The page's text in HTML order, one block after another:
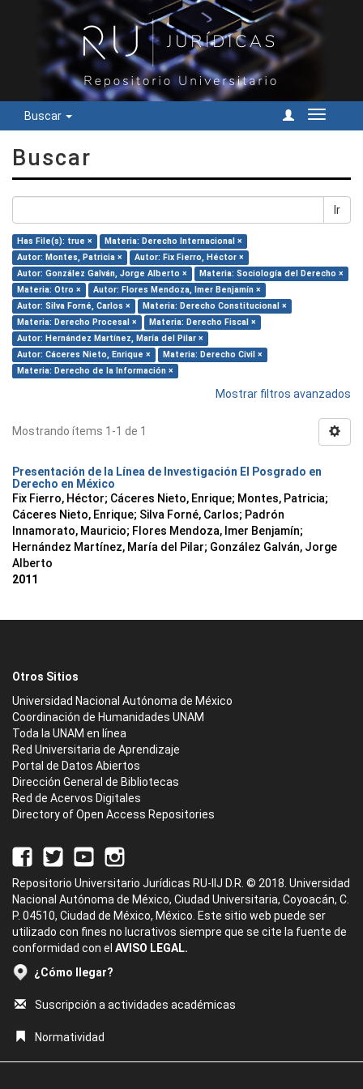
Buscar
Cambiar
Buscar
Ir
Has File(s): true ×
Materia: Derecho Internacional ×
Autor: Montes, Patricia ×
Autor: Fix Fierro, Héctor ×
Autor: González Galván, Jorge Alberto ×
Materia: Sociología del Derecho ×
Materia: Otro ×
Autor: Flores Mendoza, Imer Benjamín ×
Autor: Silva Forné, Carlos ×
Materia: Derecho Constitucional ×
Materia: Derecho Procesal ×
Materia: Derecho Fiscal ×
Autor: Hernández Martínez, María del Pilar ×
Autor: Cáceres Nieto, Enrique ×
Materia: Derecho Civil ×
Materia: Derecho de la Información ×
Mostrar filtros avanzados
Mostrando ítems 1-1 de 1
Presentación de la Línea de Investigación El Posgrado en
Derecho en México
Fix Fierro, Héctor; Cáceres Nieto, Enrique; Montes, Patricia;
Cáceres Nieto, Enrique; Silva Forné, Carlos; Padrón
Innamorato, Mauricio; Flores Mendoza, Imer Benjamín;
Hernández Martínez, María del Pilar; González Galván, Jorge
Alberto
2011
Otros Sitios
Universidad Nacional Autónoma de México
Coordinación de Humanidades UNAM
Toda la UNAM en línea
Red Universitaria de Aprendizaje
Portal de Datos Abiertos
Dirección General de Bibliotecas
Red de Acervos Digitales
Directory of Open Access Repositories
Repositorio Universitario Jurídicas RU-IIJ D.R. © 2018. Universidad
Nacional Autónoma de México, Ciudad Universitaria, Coyoacán, C.
P. 04510, Ciudad de México, México. Este sitio web puede ser
utilizado con fines no lucrativos siempre que se cite la fuente de
conformidad con el AVISO LEGAL.
¿Cómo llegar?
Suscripción a actividades académicas
Normatividad